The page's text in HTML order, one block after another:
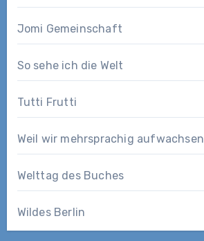
Jomi Gemeinschaft
So sehe ich die Welt
Tutti Frutti
Weil wir mehrsprachig aufwachsen
Welttag des Buches
Wildes Berlin